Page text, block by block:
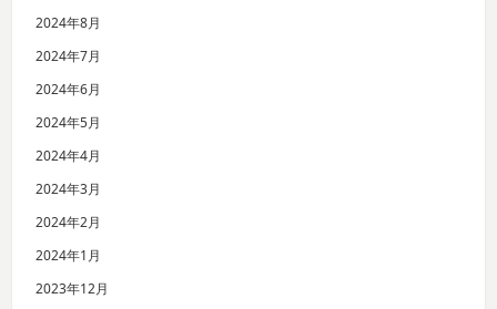
2024年8月
2024年7月
2024年6月
2024年5月
2024年4月
2024年3月
2024年2月
2024年1月
2023年12月